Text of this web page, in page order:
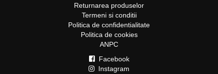
Returnarea produselor
Termeni si conditii
Politica de confidentialitate
Politica de cookies
ANPC
Facebook
Instagram